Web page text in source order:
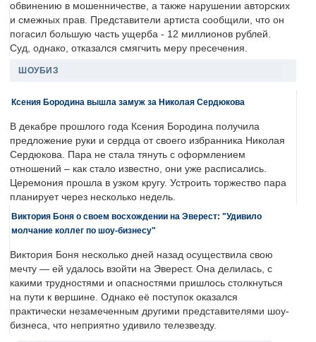
обвинению в мошенничестве, а также нарушении авторских
и смежных прав. Представители артиста сообщили, что он
погасил большую часть ущерба - 12 миллионов рублей.
Суд, однако, отказался смягчить меру пресечения.
ШОУБИЗ
Ксения Бородина вышла замуж за Николая Сердюкова
В декабре прошлого года Ксения Бородина получила
предложение руки и сердца от своего избранника Николая
Сердюкова. Пара не стала тянуть с оформлением
отношений – как стало известно, они уже расписались.
Церемония прошла в узком кругу. Устроить торжество пара
планирует через несколько недель.
Виктория Боня о своем восхождении на Эверест: "Удивило
молчание коллег по шоу-бизнесу"
Виктория Боня несколько дней назад осуществила свою
мечту — ей удалось взойти на Эверест. Она делилась, с
какими трудностями и опасностями пришлось столкнуться
на пути к вершине. Однако её поступок оказался
практически незамеченным другими представителями шоу-
бизнеса, что неприятно удивило телезвезду.